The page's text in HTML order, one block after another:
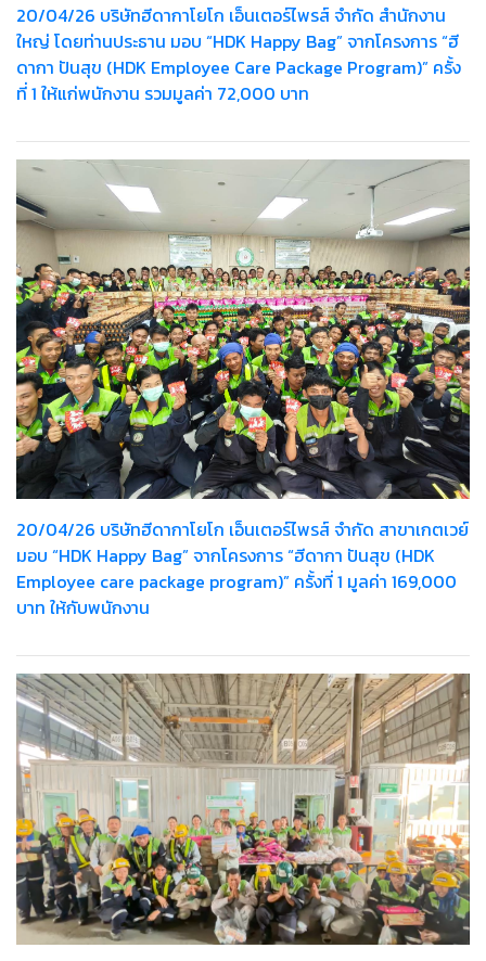
20/04/26 บริษัทฮีดากาโยโก เอ็นเตอร์ไพรส์ จำกัด สำนักงาน
ใหญ่ โดยท่านประธาน มอบ “HDK Happy Bag” จากโครงการ “ฮี
ดากา ปันสุข (HDK Employee Care Package Program)” ครั้ง
ที่ 1 ให้แก่พนักงาน รวมมูลค่า 72,000 บาท
20/04/26 บริษัทฮีดากาโยโก เอ็นเตอร์ไพรส์ จำกัด สาขาเกตเวย์
มอบ “HDK Happy Bag” จากโครงการ “ฮีดากา ปันสุข (HDK
Employee care package program)” ครั้งที่ 1 มูลค่า 169,000
บาท ให้กับพนักงาน